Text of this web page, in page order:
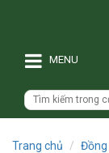
MENU
Trang chủ
Đồng